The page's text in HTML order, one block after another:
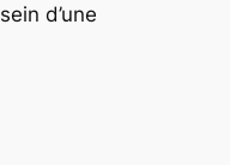
d’une